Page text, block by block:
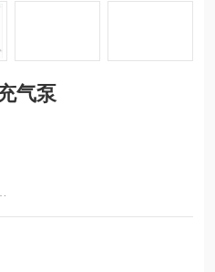
气泵
：供应MCH16充气泵：MCH16